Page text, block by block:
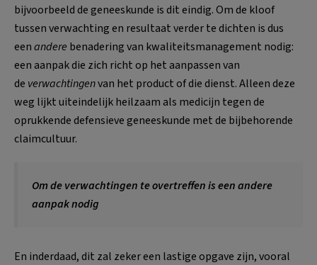
bijvoorbeeld de geneeskunde is dit eindig. Om de kloof
tussen verwachting en resultaat verder te dichten is dus
eenandere benadering van kwaliteitsmanagement nodig:
een aanpak die zich richt op het aanpassen van
de verwachtingenvan het product of die dienst. Alleen deze
weg lijkt uiteindelijk heilzaam als medicijn tegen de
oprukkende defensieve geneeskunde met de bijbehorende
claimcultuur.
Om de verwachtingen te overtreffen is een andere
aanpak nodig
En inderdaad, dit zal zeker een lastige opgave zijn, vooral